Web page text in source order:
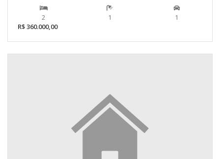
2 1
1
R$ 360.000,00